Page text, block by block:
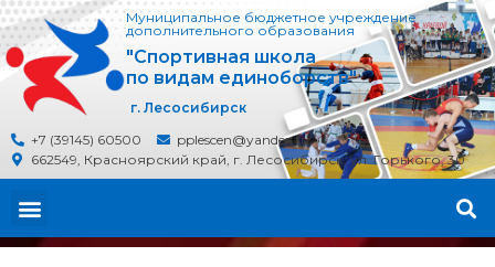
Муниципальное бюджетное учреждение
дополнительного образования
"Спортивная школа
по видам единоборств"
г. Лесосибирск
+7 (39145) 60500
pplescen@yandex.ru
662549, Красноярский край, г. Лесосибирск, ул. Горького, 30